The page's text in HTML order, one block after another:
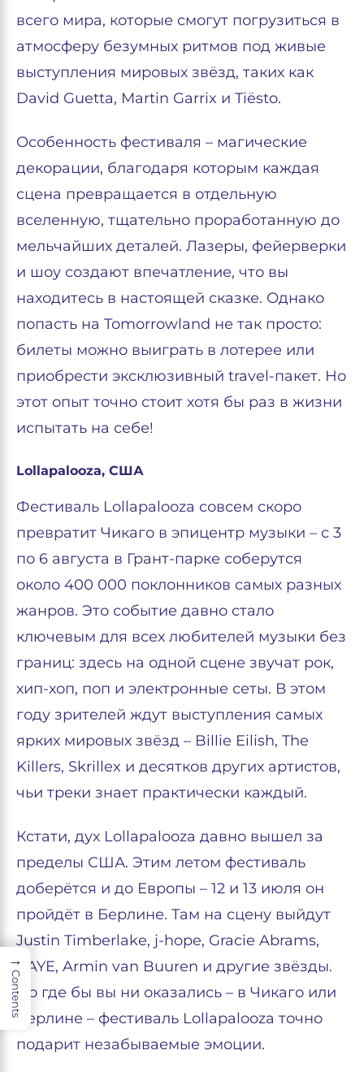
всего мира, которые смогут погрузиться в
атмосферу безумных ритмов под живые
выступления мировых звёзд, таких как
David Guetta, Martin Garrix и Tiësto.
Особенность фестиваля – магические
декорации, благодаря которым каждая
сцена превращается в отдельную
вселенную, тщательно проработанную до
мельчайших деталей. Лазеры, фейерверки
и шоу создают впечатление, что вы
находитесь в настоящей сказке. Однако
попасть на Tomorrowland не так просто:
билеты можно выиграть в лотерее или
приобрести эксклюзивный travel-пакет. Но
этот опыт точно стоит хотя бы раз в жизни
испытать на себе!
Lollapalooza, США
Фестиваль Lollapalooza совсем скоро
превратит Чикаго в эпицентр музыки – с 3
по 6 августа в Грант-парке соберутся
около 400 000 поклонников самых разных
жанров. Это событие давно стало
ключевым для всех любителей музыки без
границ: здесь на одной сцене звучат рок,
хип-хоп, поп и электронные сеты. В этом
году зрителей ждут выступления самых
ярких мировых звёзд – Billie Eilish, The
Killers, Skrillex и десятков других артистов,
чьи треки знает практически каждый.
Кстати, дух Lollapalooza давно вышел за
пределы США. Этим летом фестиваль
доберётся и до Европы – 12 и 13 июля он
пройдёт в Берлине. Там на сцену выйдут
Justin Timberlake, j-hope, Gracie Abrams,
RAYE, Armin van Buuren и другие звёзды.
Но где бы вы ни оказались – в Чикаго или
Берлине – фестиваль Lollapalooza точно
подарит незабываемые эмоции.
→
Contents